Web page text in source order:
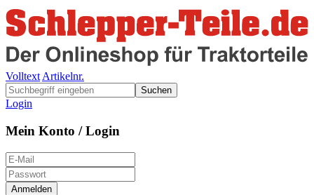
Volltext Artikelnr.
Suchen
Login
Mein Konto / Login